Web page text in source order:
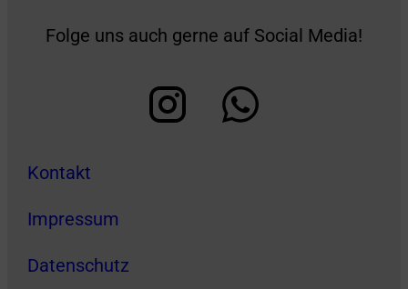
Folge uns auch gerne auf Social Media!
Kontakt
Impressum
Datenschutz